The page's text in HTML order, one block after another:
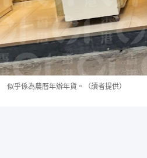
似乎係為農曆年辦年貨。（讀者提供）